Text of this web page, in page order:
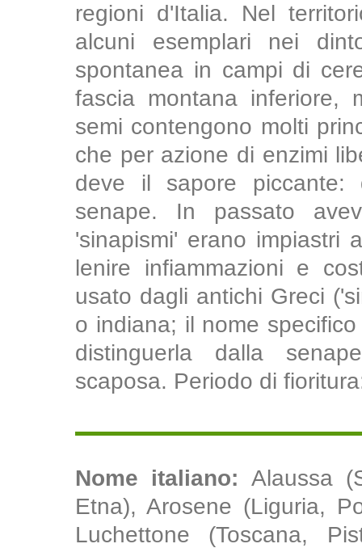
regioni d'Italia. Nel
alcuni esemplari nei
spontanea in campi di
fascia montana inferiore,
semi contengono molti
che per azione di enzimi
deve il sapore piccante:
senape. In passato
'sinapismi' erano impiastri
lenire infiammazioni e
usato dagli antichi Greci
o indiana; il nome
distinguerla dalla
scaposa. Periodo di
Nome italiano: Alaussa
Etna), Arosene (Liguria,
Luchettone (Toscana,